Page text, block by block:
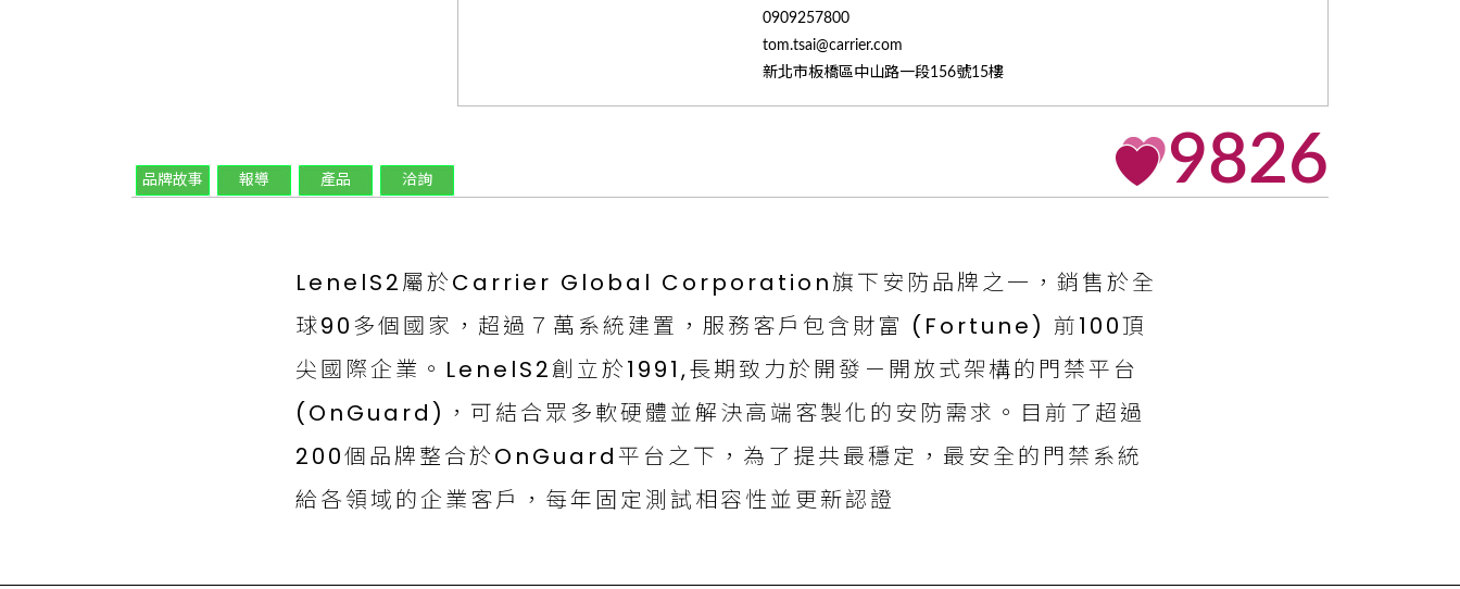
0909257800
tom.tsai@carrier.com
新北市板橋區中山路一段156號15樓
品牌故事 報導 產品 洽詢 9826
LenelS2屬於Carrier Global Corporation旗下安防品牌之一，銷售於全
球90多個國家，超過７萬系統建置，服務客戶包含財富 (Fortune) 前100頂
尖國際企業。LenelS2創立於1991,長期致力於開發－開放式架構的門禁平台
(OnGuard)，可結合眾多軟硬體並解決高端客製化的安防需求。目前了超過
200個品牌整合於OnGuard平台之下，為了提共最穩定，最安全的門禁系統
給各領域的企業客戶，每年固定測試相容性並更新認證